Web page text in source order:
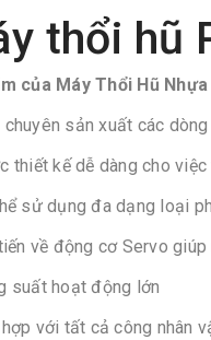
thổi hũ
của Máy Thổi Hũ
sản xuất các
thiết kế dễ dàng cho việc
sử dụng đa dạng loại
về động cơ Servo giúp
suất hoạt động lớn
với tất cả công nhân